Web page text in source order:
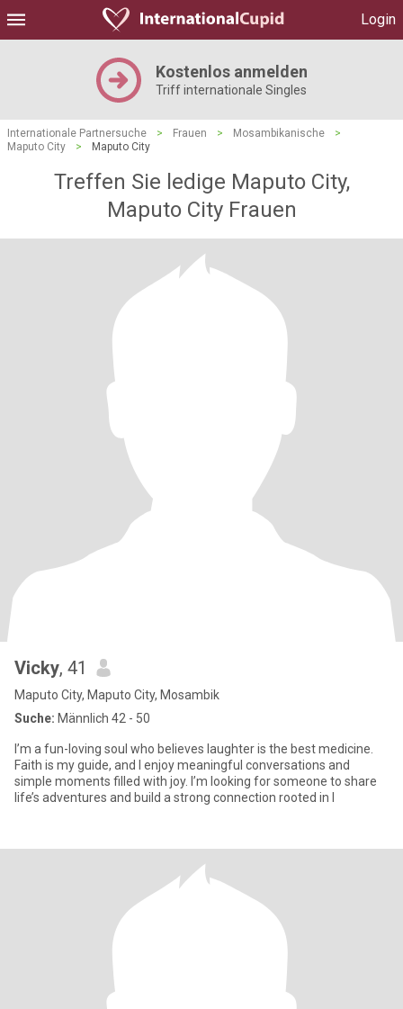
Login
Kostenlos anmelden
Triff internationale Singles
Internationale Partnersuche > Frauen > Mosambikanische
>
Maputo City
> Maputo City
Treffen Sie ledige Maputo City,
Maputo City Frauen
Vicky, 41
Maputo City, Maputo City, Mosambik
Suche: Männlich 42 - 50
I’m a fun-loving soul who believes laughter is the best medicine.
Faith is my guide, and I enjoy meaningful conversations and
simple moments filled with joy. I’m looking for someone to share
life’s adventures and build a strong connection rooted in l